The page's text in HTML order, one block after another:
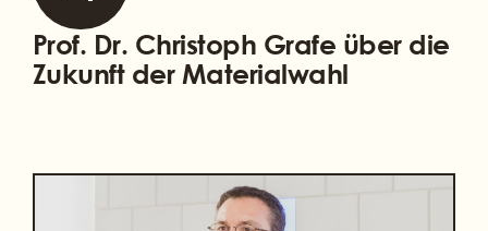
Prof. Dr. Christoph Grafe über die
Zukunft der Materialwahl